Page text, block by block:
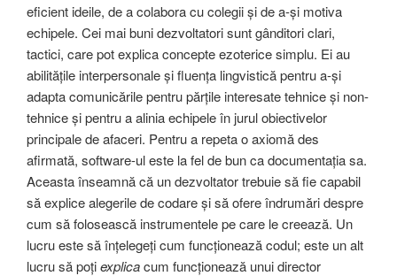
eficient ideile, de a colabora cu colegii și de a-și motiva
echipele. Cei mai buni dezvoltatori sunt gânditori clari,
tactici, care pot explica concepte ezoterice simplu. Ei au
abilitățile interpersonale și fluența lingvistică pentru a-și
adapta comunicările pentru părțile interesate tehnice și non-
tehnice și pentru a alinia echipele în jurul obiectivelor
principale de afaceri. Pentru a repeta o axiomă des
afirmată, software-ul este la fel de bun ca documentația sa.
Aceasta înseamnă că un dezvoltator trebuie să fie capabil
să explice alegerile de codare și să ofere îndrumări despre
cum să folosească instrumentele pe care le creează. Un
lucru este să înțelegeți cum funcționează codul; este un alt
lucru să poțiexplicacum funcționează unui director